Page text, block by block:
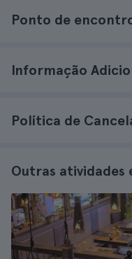
Ponto de
Informação
Política de
Outras atividades